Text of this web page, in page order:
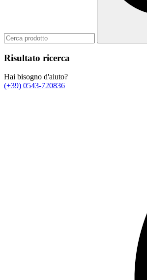
Risultato ricerca
Hai bisogno d'aiuto?
(+39) 0543-720836